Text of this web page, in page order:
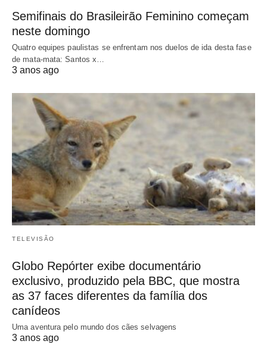
Semifinais do Brasileirão Feminino começam
neste domingo
Quatro equipes paulistas se enfrentam nos duelos de ida desta fase
de mata-mata: Santos x…
3 anos ago
TELEVISÃO
Globo Repórter exibe documentário
exclusivo, produzido pela BBC, que mostra
as 37 faces diferentes da família dos
canídeos
Uma aventura pelo mundo dos cães selvagens
3 anos ago